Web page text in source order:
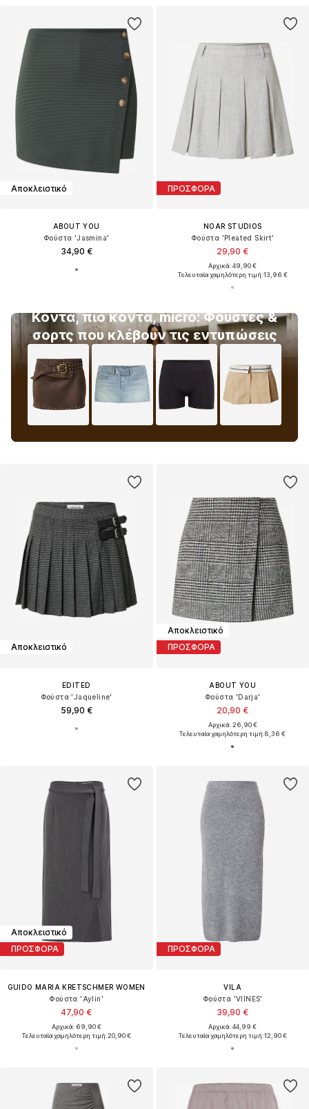
Αποκλειστικό
ABOUT YOU
Φούστα 'Jasmina'
34,90 €
Κοντά, πιο κοντά, micro: Φούστες &
σορτς που κλέβουν τις εντυπώσεις
ΠΡΟΣΦΟΡΑ
NOAR STUDIOS
Φούστα 'Pleated Skirt'
29,90 €
Αρχικά: 49,90 €
Τελευταία χαμηλότερη τιμή:13,96 €
Αποκλειστικό
EDITED
Φούστα 'Jaqueline'
59,90 €
Αποκλειστικό
ΠΡΟΣΦΟΡΑ
ABOUT YOU
Φούστα 'Darja'
20,90 €
Αρχικά: 26,90 €
Τελευταία χαμηλότερη τιμή:8,36 €
Αποκλειστικό
ΠΡΟΣΦΟΡΑ
GUIDO MARIA KRETSCHMER WOMEN
Φούστα 'Aylin'
47,90 €
Αρχικά: 69,90 €
Τελευταία χαμηλότερη τιμή:20,90 €
ΠΡΟΣΦΟΡΑ
VILA
Φούστα 'VIINES'
39,90 €
Αρχικά: 44,99 €
Τελευταία χαμηλότερη τιμή:12,90 €